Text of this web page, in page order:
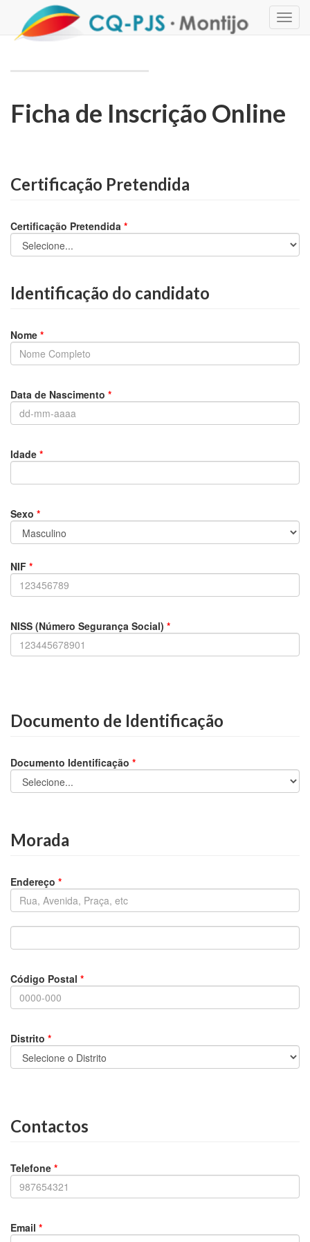
Ficha de Inscrição Online
Certificação Pretendida
Certificação Pretendida *
Identificação do candidato
Nome *
Data de Nascimento *
Idade *
Sexo *
NIF *
NISS (Número Segurança Social) *
Documento de Identificação
Documento Identificação *
Morada
Endereço *
Código Postal *
Distrito *
Contactos
Telefone *
Email *